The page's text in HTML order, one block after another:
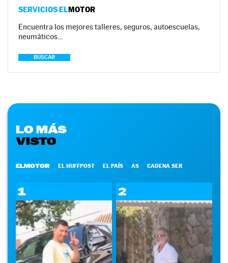
SERVICIOS ELMOTOR
Encuentra los mejores talleres, seguros, autoescuelas,
neumáticos…
BUSCAR
LO MÁS
VISTO
ELMOTOR EL HUFFPOST EL PAÍS AS CADENA SER
1 2